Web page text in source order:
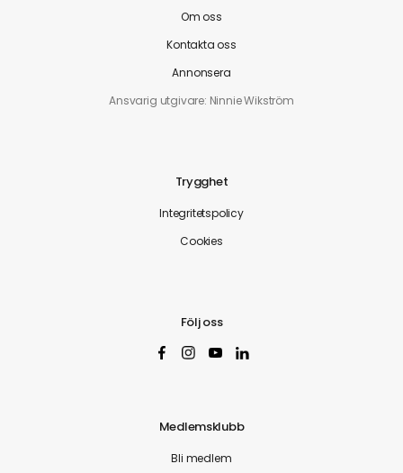
Om oss
Kontakta oss
Annonsera
Ansvarig utgivare: Ninnie Wikström
Trygghet
Integritetspolicy
Cookies
Följ oss
Medlemsklubb
Bli medlem